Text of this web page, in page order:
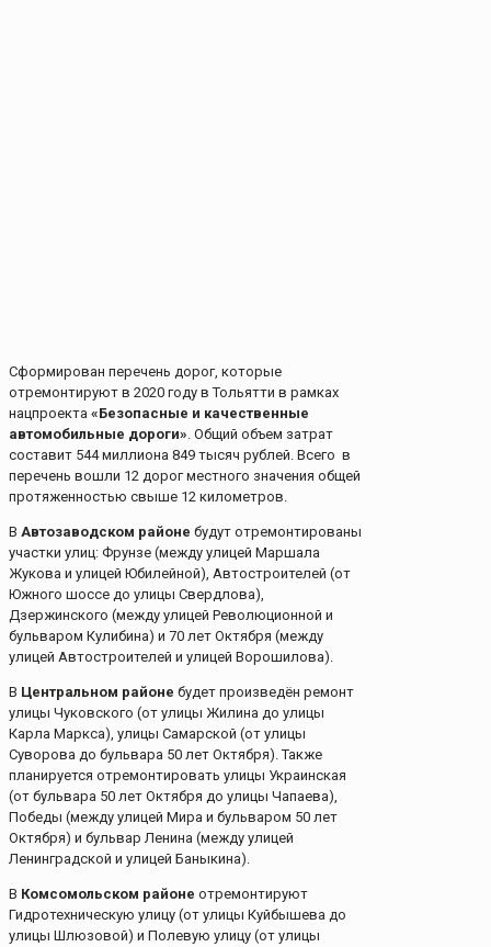
Сформирован перечень дорог, которые
отремонтируют в 2020 году в Тольятти в рамках
нацпроекта «Безопасные и качественные
автомобильные дороги». Общий объем затрат
составит 544 миллиона 849 тысяч рублей. Всего в
перечень вошли 12 дорог местного значения общей
протяженностью свыше 12 километров.
В Автозаводском районе будут отремонтированы
участки улиц: Фрунзе (между улицей Маршала
Жукова и улицей Юбилейной), Автостроителей (от
Южного шоссе до улицы Свердлова),
Дзержинского (между улицей Революционной и
бульваром Кулибина) и 70 лет Октября (между
улицей Автостроителей и улицей Ворошилова).
В Центральном районе будет произведён ремонт
улицы Чуковского (от улицы Жилина до улицы
Карла Маркса), улицы Самарской (от улицы
Суворова до бульвара 50 лет Октября). Также
планируется отремонтировать улицы Украинская
(от бульвара 50 лет Октября до улицы Чапаева),
Победы (между улицей Мира и бульваром 50 лет
Октября) и бульвар Ленина (между улицей
Ленинградской и улицей Баныкина).
В Комсомольском районе отремонтируют
Гидротехническую улицу (от улицы Куйбышева до
улицы Шлюзовой) и Полевую улицу (от улицы